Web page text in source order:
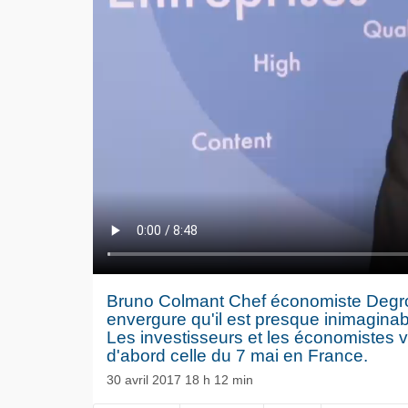
Bruno Colmant Chef économiste
envergure qu'il est presque
Les investisseurs et les économistes
d'abord celle du 7 mai en France.
30 avril 2017 18 h 12 min